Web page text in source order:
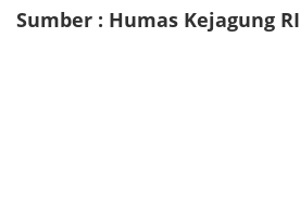
Sumber : Humas Kejagung RI